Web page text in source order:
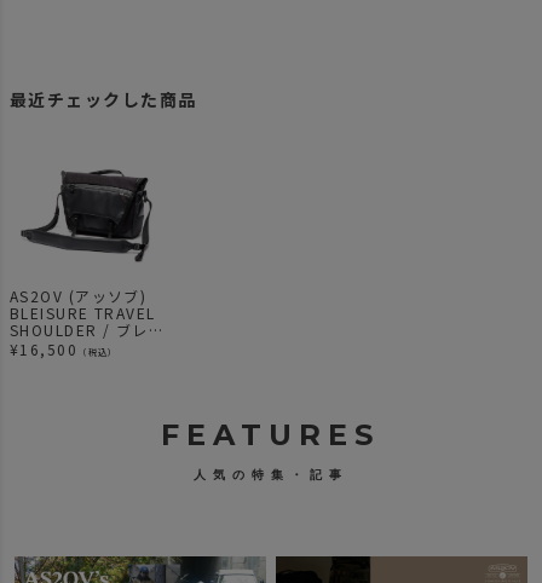
最近チェックした商品
AS2OV (アッソブ)
BLEISURE TRAVEL
SHOULDER / ブレジ
ャーシリーズ
¥16,500 （税込）
FEATURES
人気の特集・記事